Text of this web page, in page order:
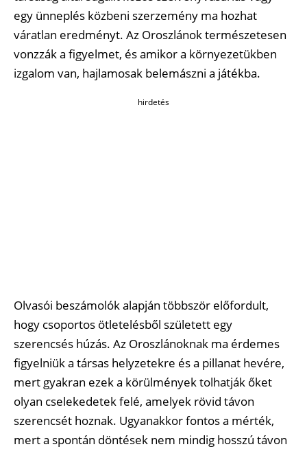
egy ünneplés közbeni szerzemény ma hozhat
váratlan eredményt. Az Oroszlánok természetesen
vonzzák a figyelmet, és amikor a környezetükben
izgalom van, hajlamosak belemászni a játékba.
hirdetés
Olvasói beszámolók alapján többször előfordult,
hogy csoportos ötletelésből született egy
szerencsés húzás. Az Oroszlánoknak ma érdemes
figyelniük a társas helyzetekre és a pillanat hevére,
mert gyakran ezek a körülmények tolhatják őket
olyan cselekedetek felé, amelyek rövid távon
szerencsét hoznak. Ugyanakkor fontos a mérték,
mert a spontán döntések nem mindig hosszú távon